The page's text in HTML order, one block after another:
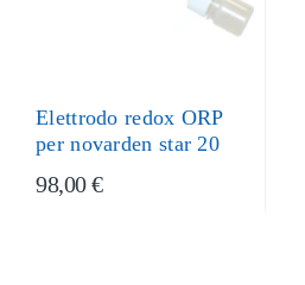
Elettrodo redox ORP
per novarden star 20
98,00 €